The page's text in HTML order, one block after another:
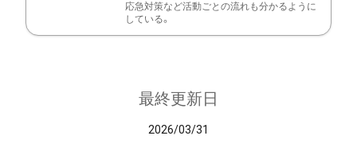
応急対策など活動ごとの流れも分かるように
している。
最終更新日
2026/03/31